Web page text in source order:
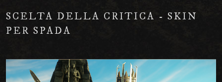
SCELTA DELLA CRITICA - SKIN
PER SPADA